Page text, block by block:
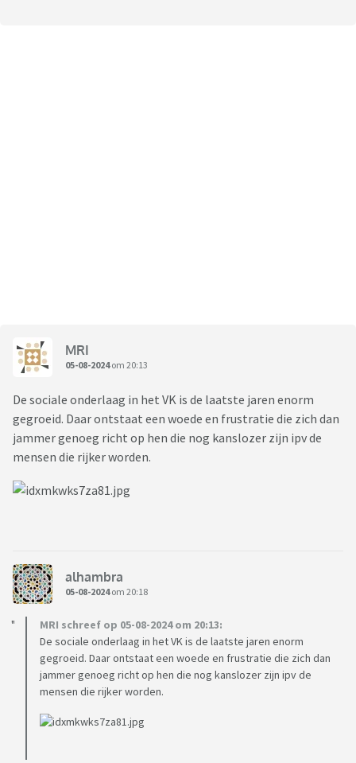
MRI
05-08-2024om 20:13
De sociale onderlaag in het VK is de laatste jaren enorm
gegroeid. Daar ontstaat een woede en frustratie die zich dan
jammer genoeg richt op hen die nog kanslozer zijn ipv de
mensen die rijker worden.
alhambra
05-08-2024om 20:18
MRI schreef op 05-08-2024 om 20:13:
De sociale onderlaag in het VK is de laatste jaren enorm
gegroeid. Daar ontstaat een woede en frustratie die zich dan
jammer genoeg richt op hen die nog kanslozer zijn ipv de
mensen die rijker worden.